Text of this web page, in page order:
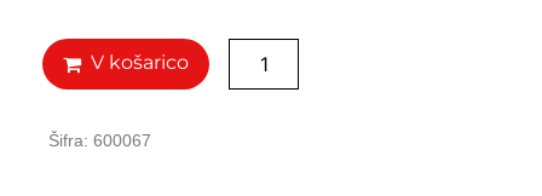
V košarico
Šifra: 600067